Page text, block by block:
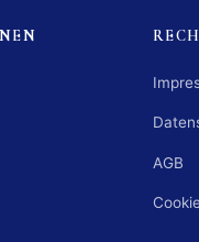
AGB